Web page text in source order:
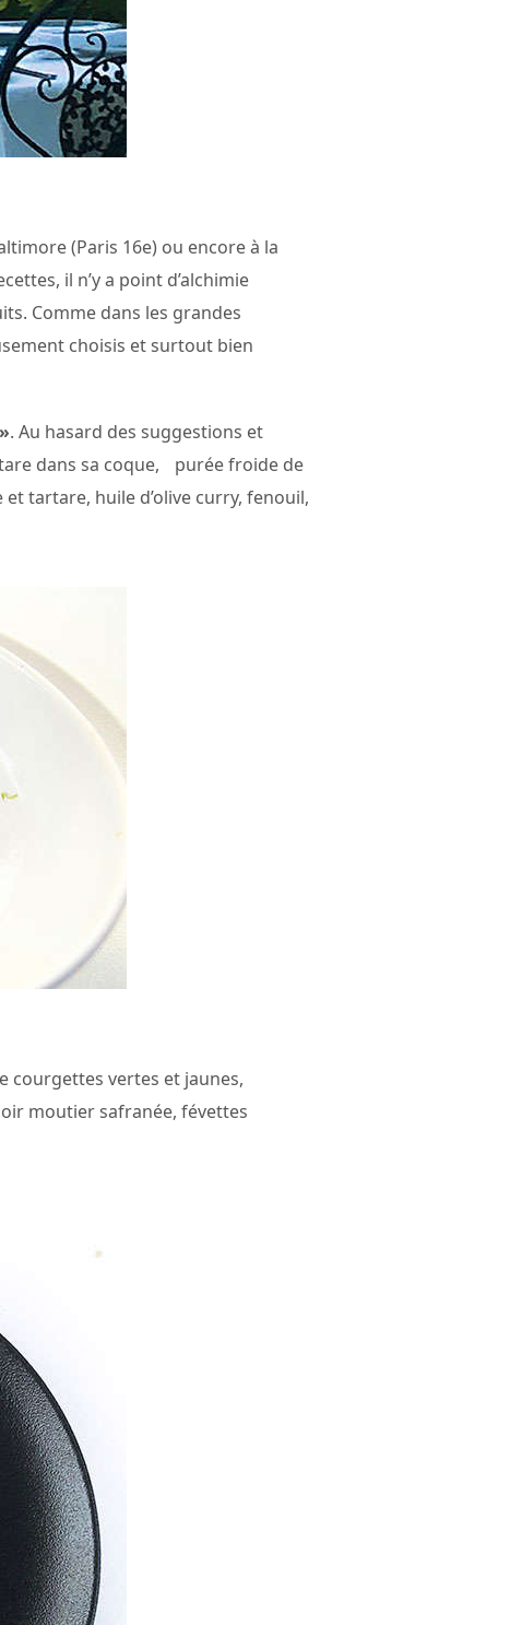
(Paris 16e) ou encore à la
il n’y a point d’alchimie
Comme dans les grandes
choisis et surtout bien
. Au hasard des suggestions et
dans sa coque, purée froide de
tartare, huile d’olive curry, fenouil,
courgettes vertes et jaunes,
moutier safranée, févettes